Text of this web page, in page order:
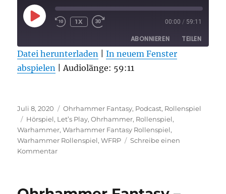
PLAY
EPISODE
1X 00:00 / 59:11
ABONNIEREN TEILEN
RSS FEED
TEILEN
EMBED
Datei herunterladen |In neuem Fenster
abspielen
Audiolänge: 59:11
Veröffentlicht
am
Juli 8, 2020 Kategorien
Ohrhammer Fantasy, Podcast, Rollenspiel
Schlagwörter
Hörspiel, Let’s Play,Ohrhammer, Rollenspiel,
Warhammer,Warhammer Fantasy Rollenspiel,
Warhammer Rollenspiel,WFRP
Schreibe einen
Kommentarzu